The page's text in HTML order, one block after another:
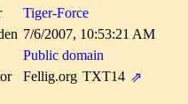
Tiger-Force
7/6/2007, 10:53:21 AM
Public domain
Fellig.org TXT14 ⇗